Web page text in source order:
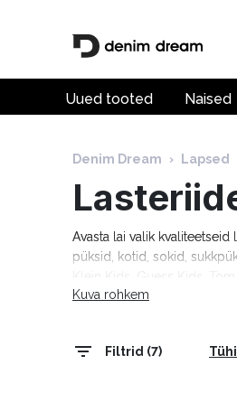
Uued tooted Naised
Denim Dream › Lapsed
Avasta lai valik
püksid, kotid, sokid,
tööpäeva!
Kuva rohkem
Filtrid (7)